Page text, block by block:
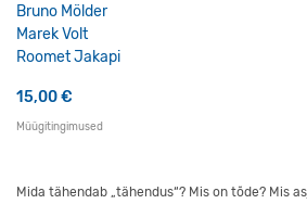
Bruno Mölder
Marek Volt
Roomet Jakapi
15,00€
Müügitingimused
Mida tähendab „tähendus“? Mis on tõde? Mis